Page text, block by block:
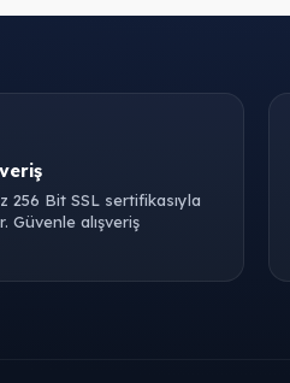
256 Bit SSL sertifikasıyla
Güvenle alışveriş